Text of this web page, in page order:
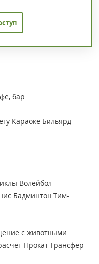
бар
Караоке Бильярд
Волейбол
Бадминтон Тим-
с животными
Прокат Трансфер